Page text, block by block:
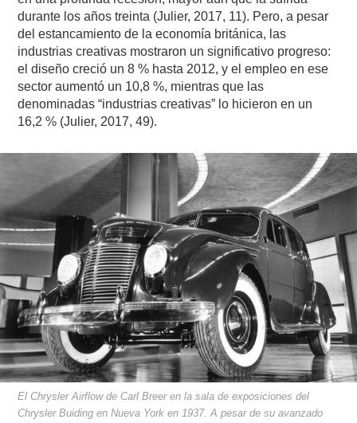
durante los años treinta (Julier, 2017, 11). Pero, a pesar
del estancamiento de la economía británica, las
industrias creativas mostraron un significativo progreso:
el diseño creció un 8 % hasta 2012, y el empleo en ese
sector aumentó un 10,8 %, mientras que las
denominadas “industrias creativas” lo hicieron en un
16,2 % (Julier, 2017, 49).
El Chrysler Airflow de Carl Breer en la sala de exposiciones del
Chrysler Buiding en Nueva York en 1937. A pesar de su avanzado